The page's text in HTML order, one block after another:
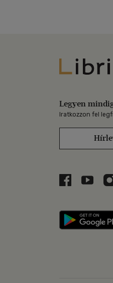
Legyen
Iratkozzon fel
Libri aLibri